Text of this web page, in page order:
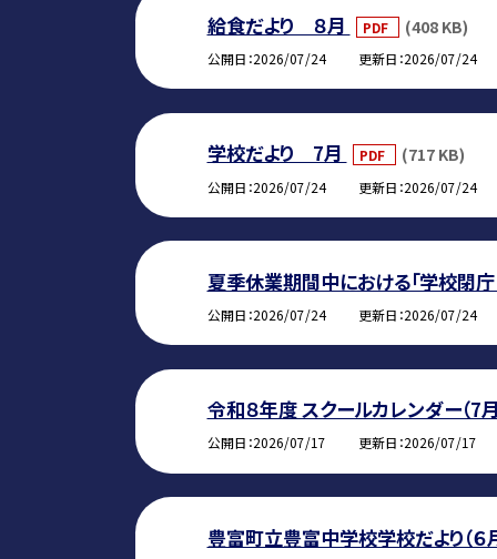
給食だより ８月 PDF (408 KB)
公開日 2026/07/24 更新日 2026/07/24
学校だより 7月 PDF (717 KB)
公開日 2026/07/24 更新日 2026/07/24
夏季休業期間中における「学校閉
公開日 2026/07/24 更新日 2026/07/24
令和８年度 スクールカレンダー（7
公開日 2026/07/17 更新日 2026/07/17
豊富町立豊富中学校学校だより（６